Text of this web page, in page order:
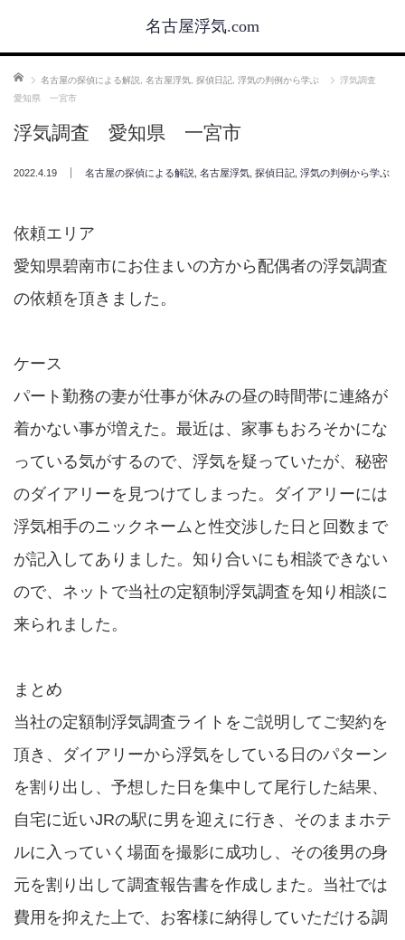
名古屋浮気.com
ホーム 名古屋の探偵による解説 名古屋浮気 探偵日記 浮気の判例から学ぶ
浮気調査
愛知県 一宮市
浮気調査 愛知県 一宮市
2022.4.19 名古屋の探偵による解説 名古屋浮気 探偵日記 浮気の判例から学ぶ
依頼エリア
愛知県碧南市にお住まいの方から配偶者の浮気調査
の依頼を頂きました。
ケース
パート勤務の妻が仕事が休みの昼の時間帯に連絡が
着かない事が増えた。最近は、家事もおろそかにな
っている気がするので、浮気を疑っていたが、秘密
のダイアリーを見つけてしまった。ダイアリーには
浮気相手のニックネームと性交渉した日と回数まで
が記入してありました。知り合いにも相談できない
ので、ネットで当社の定額制浮気調査を知り相談に
来られました。
まとめ
当社の定額制浮気調査ライトをご説明してご契約を
頂き、ダイアリーから浮気をしている日のパターン
を割り出し、予想した日を集中して尾行した結果、
自宅に近いJRの駅に男を迎えに行き、そのままホテ
ルに入っていく場面を撮影に成功し、その後男の身
元を割り出して調査報告書を作成しまた。当社では
費用を抑えた上で、お客様に納得していただける調